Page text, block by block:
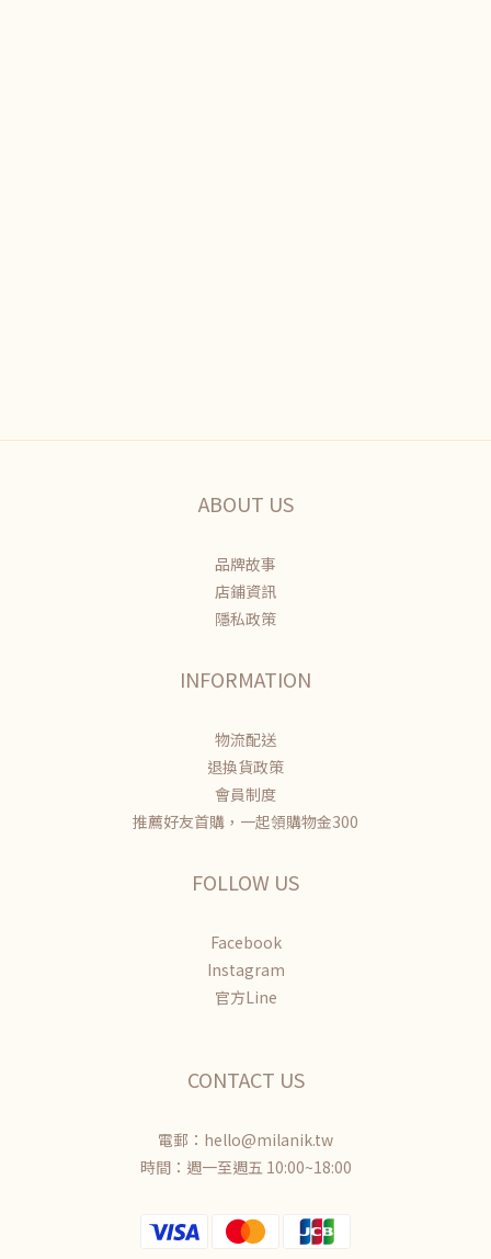
ABOUT US
品牌故事
店鋪資訊
隱私政策
INFORMATION
物流配送
退換貨政策
會員制度
推薦好友首購，一起領購物金300
FOLLOW US
Facebook
Instagram
官方Line
CONTACT US
電郵：hello@milanik.tw
時間：週一至週五 10:00~18:00